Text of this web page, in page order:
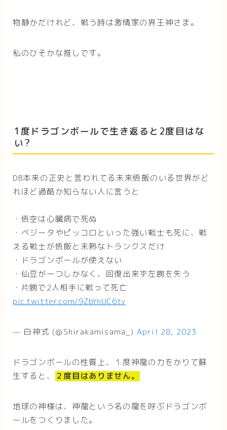
物静かだけれど、戦う時は激情家の界王神さま。
私のひそかな推しです。
1度ドラゴンボールで生き返ると2度目はな
い?
DB本来の正史と言われてる未来悟飯のいる世界がど
れほど過酷か知らない人に言うと
・悟空は心臓病で死ぬ
・ベジータやピッコロといった強い戦士も死に、戦
える戦士が悟飯と未熟なトランクスだけ
・ドラゴンボールが使えない
・仙豆が一つしかなく、回復出来ず左腕を失う
・片腕で2人相手に戦って死亡
pic.twitter.com/9ZbYnUC6tv
— 白神式 (@Shirakamisama_) April 28, 2023
ドラゴンボールの性質上、１度神龍の力をかりて蘇
生すると、
２度目はありません。
地球の神様は、神龍という名の龍を呼ぶドラゴンボ
ールをつくりました。